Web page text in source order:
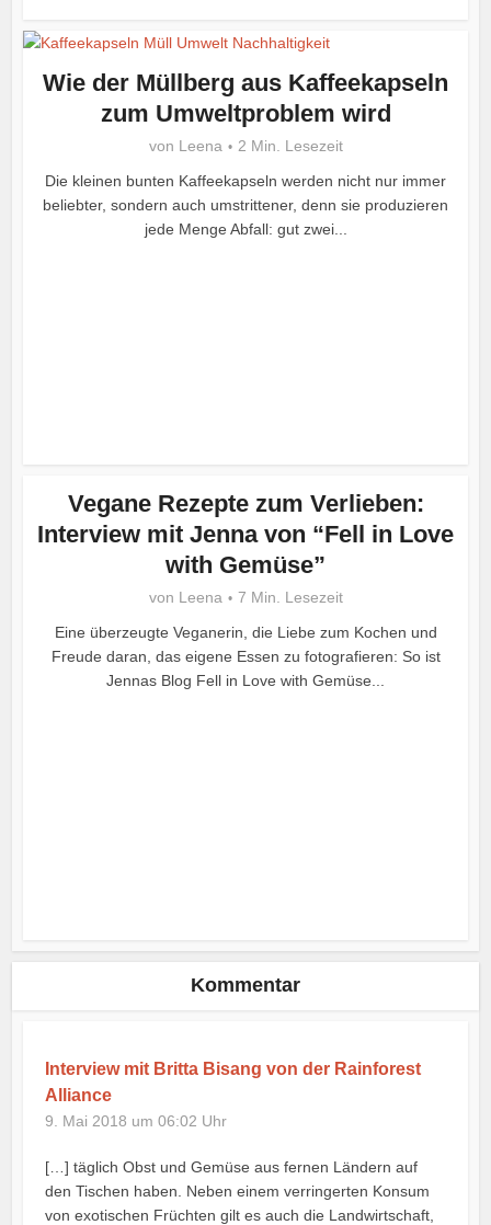
Wie der Müllberg aus Kaffeekapseln
zum Umweltproblem wird
von Leena
2 Min. Lesezeit
Die kleinen bunten Kaffeekapseln werden nicht nur immer
beliebter, sondern auch umstrittener, denn sie produzieren
jede Menge Abfall: gut zwei...
Vegane Rezepte zum Verlieben:
Interview mit Jenna von “Fell in Love
with Gemüse”
von Leena
7 Min. Lesezeit
Eine überzeugte Veganerin, die Liebe zum Kochen und
Freude daran, das eigene Essen zu fotografieren: So ist
Jennas Blog Fell in Love with Gemüse...
Kommentar
Interview mit Britta Bisang von der Rainforest
Alliance
9. Mai 2018 um 06:02 Uhr
[…] täglich Obst und Gemüse aus fernen Ländern auf
den Tischen haben. Neben einem verringerten Konsum
von exotischen Früchten gilt es auch die Landwirtschaft,